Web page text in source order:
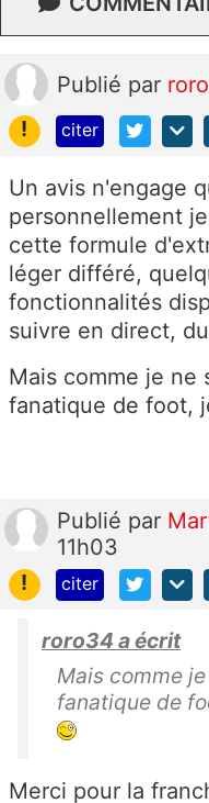
Publié par
!
citer
Un avis n'engage
personnellement
cette formule
léger différé,
fonctionnalités
suivre en direct,
Mais comme je ne
fanatique de foot,
Publié par
11h03
!
citer
roro34 a écrit
Mais comme
fanatique de
Merci pour la